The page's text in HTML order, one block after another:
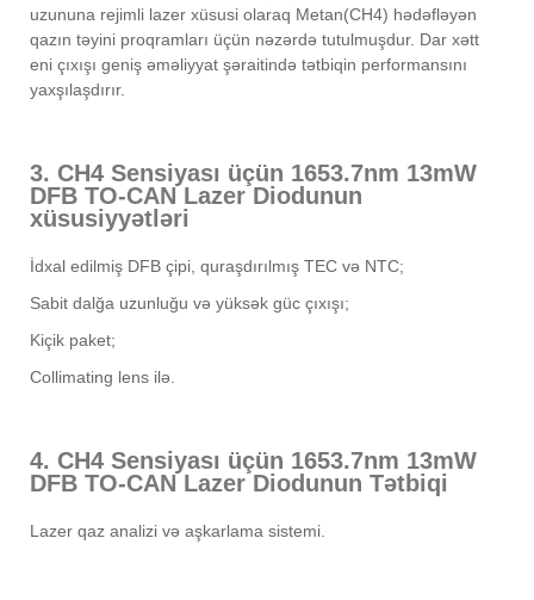
uzununa rejimli lazer xüsusi olaraq Metan(CH4) hədəfləyən
qazın təyini proqramları üçün nəzərdə tutulmuşdur. Dar xətt
eni çıxışı geniş əməliyyat şəraitində tətbiqin performansını
yaxşılaşdırır.
3. CH4 Sensiyası üçün 1653.7nm 13mW
DFB TO-CAN Lazer Diodunun
xüsusiyyətləri
İdxal edilmiş DFB çipi, quraşdırılmış TEC və NTC;
Sabit dalğa uzunluğu və yüksək güc çıxışı;
Kiçik paket;
Collimating lens ilə.
4. CH4 Sensiyası üçün 1653.7nm 13mW
DFB TO-CAN Lazer Diodunun Tətbiqi
Lazer qaz analizi və aşkarlama sistemi.